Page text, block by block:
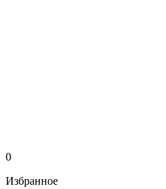
0
Избранное